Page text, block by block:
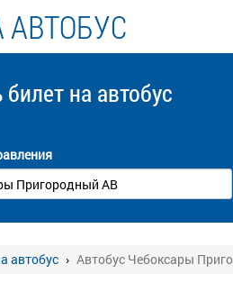
АВТОБУС
билет на автобус
автобус Автобус Чебоксары